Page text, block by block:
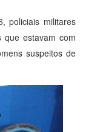
policiais militares
que estavam com
suspeitos de